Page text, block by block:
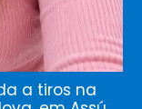
a tiros na